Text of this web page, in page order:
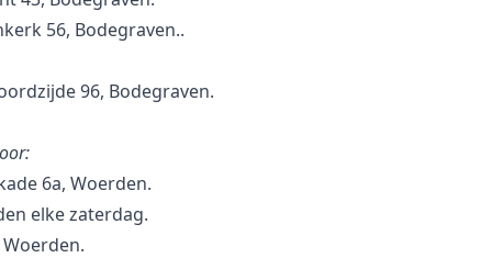
56, Bodegraven..
96, Bodegraven.
6a, Woerden.
elke zaterdag.